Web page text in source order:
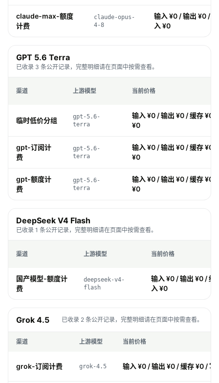
claude-max-额度
计费
claude-opus-
4-8
输入 ¥0 / 输出 ¥0 /
入 ¥0
GPT 5.6 Terra
已收录 3 条公开记录，完整明细请在页面中按需查看。
渠道 上游模型 当前价格
临时低价分组
gpt-5.6-
terra
输入 ¥0 / 输出 ¥0 / 缓存 ¥0 /
¥0
gpt-订阅计
费
gpt-5.6-
terra
输入 ¥0 / 输出 ¥0 / 缓存 ¥0 /
¥0
gpt-额度计
费
gpt-5.6-
terra
输入 ¥0 / 输出 ¥0 / 缓存 ¥0 /
¥0
DeepSeek V4 Flash
已收录 1 条公开记录，完整明细请在页面中按需查看。
渠道 上游模型 当前价格
国产模型-额度计
费
deepseek-v4-
flash
输入 ¥0 / 输出 ¥0 / 缓
入 ¥0
Grok 4.5 已收录 2 条公开记录，完整明细请在页面中按需查看。
渠道 上游模型 当前价格
grok-订阅计费 grok-4.5 输入 ¥0 / 输出 ¥0 / 缓存 ¥0 / 写